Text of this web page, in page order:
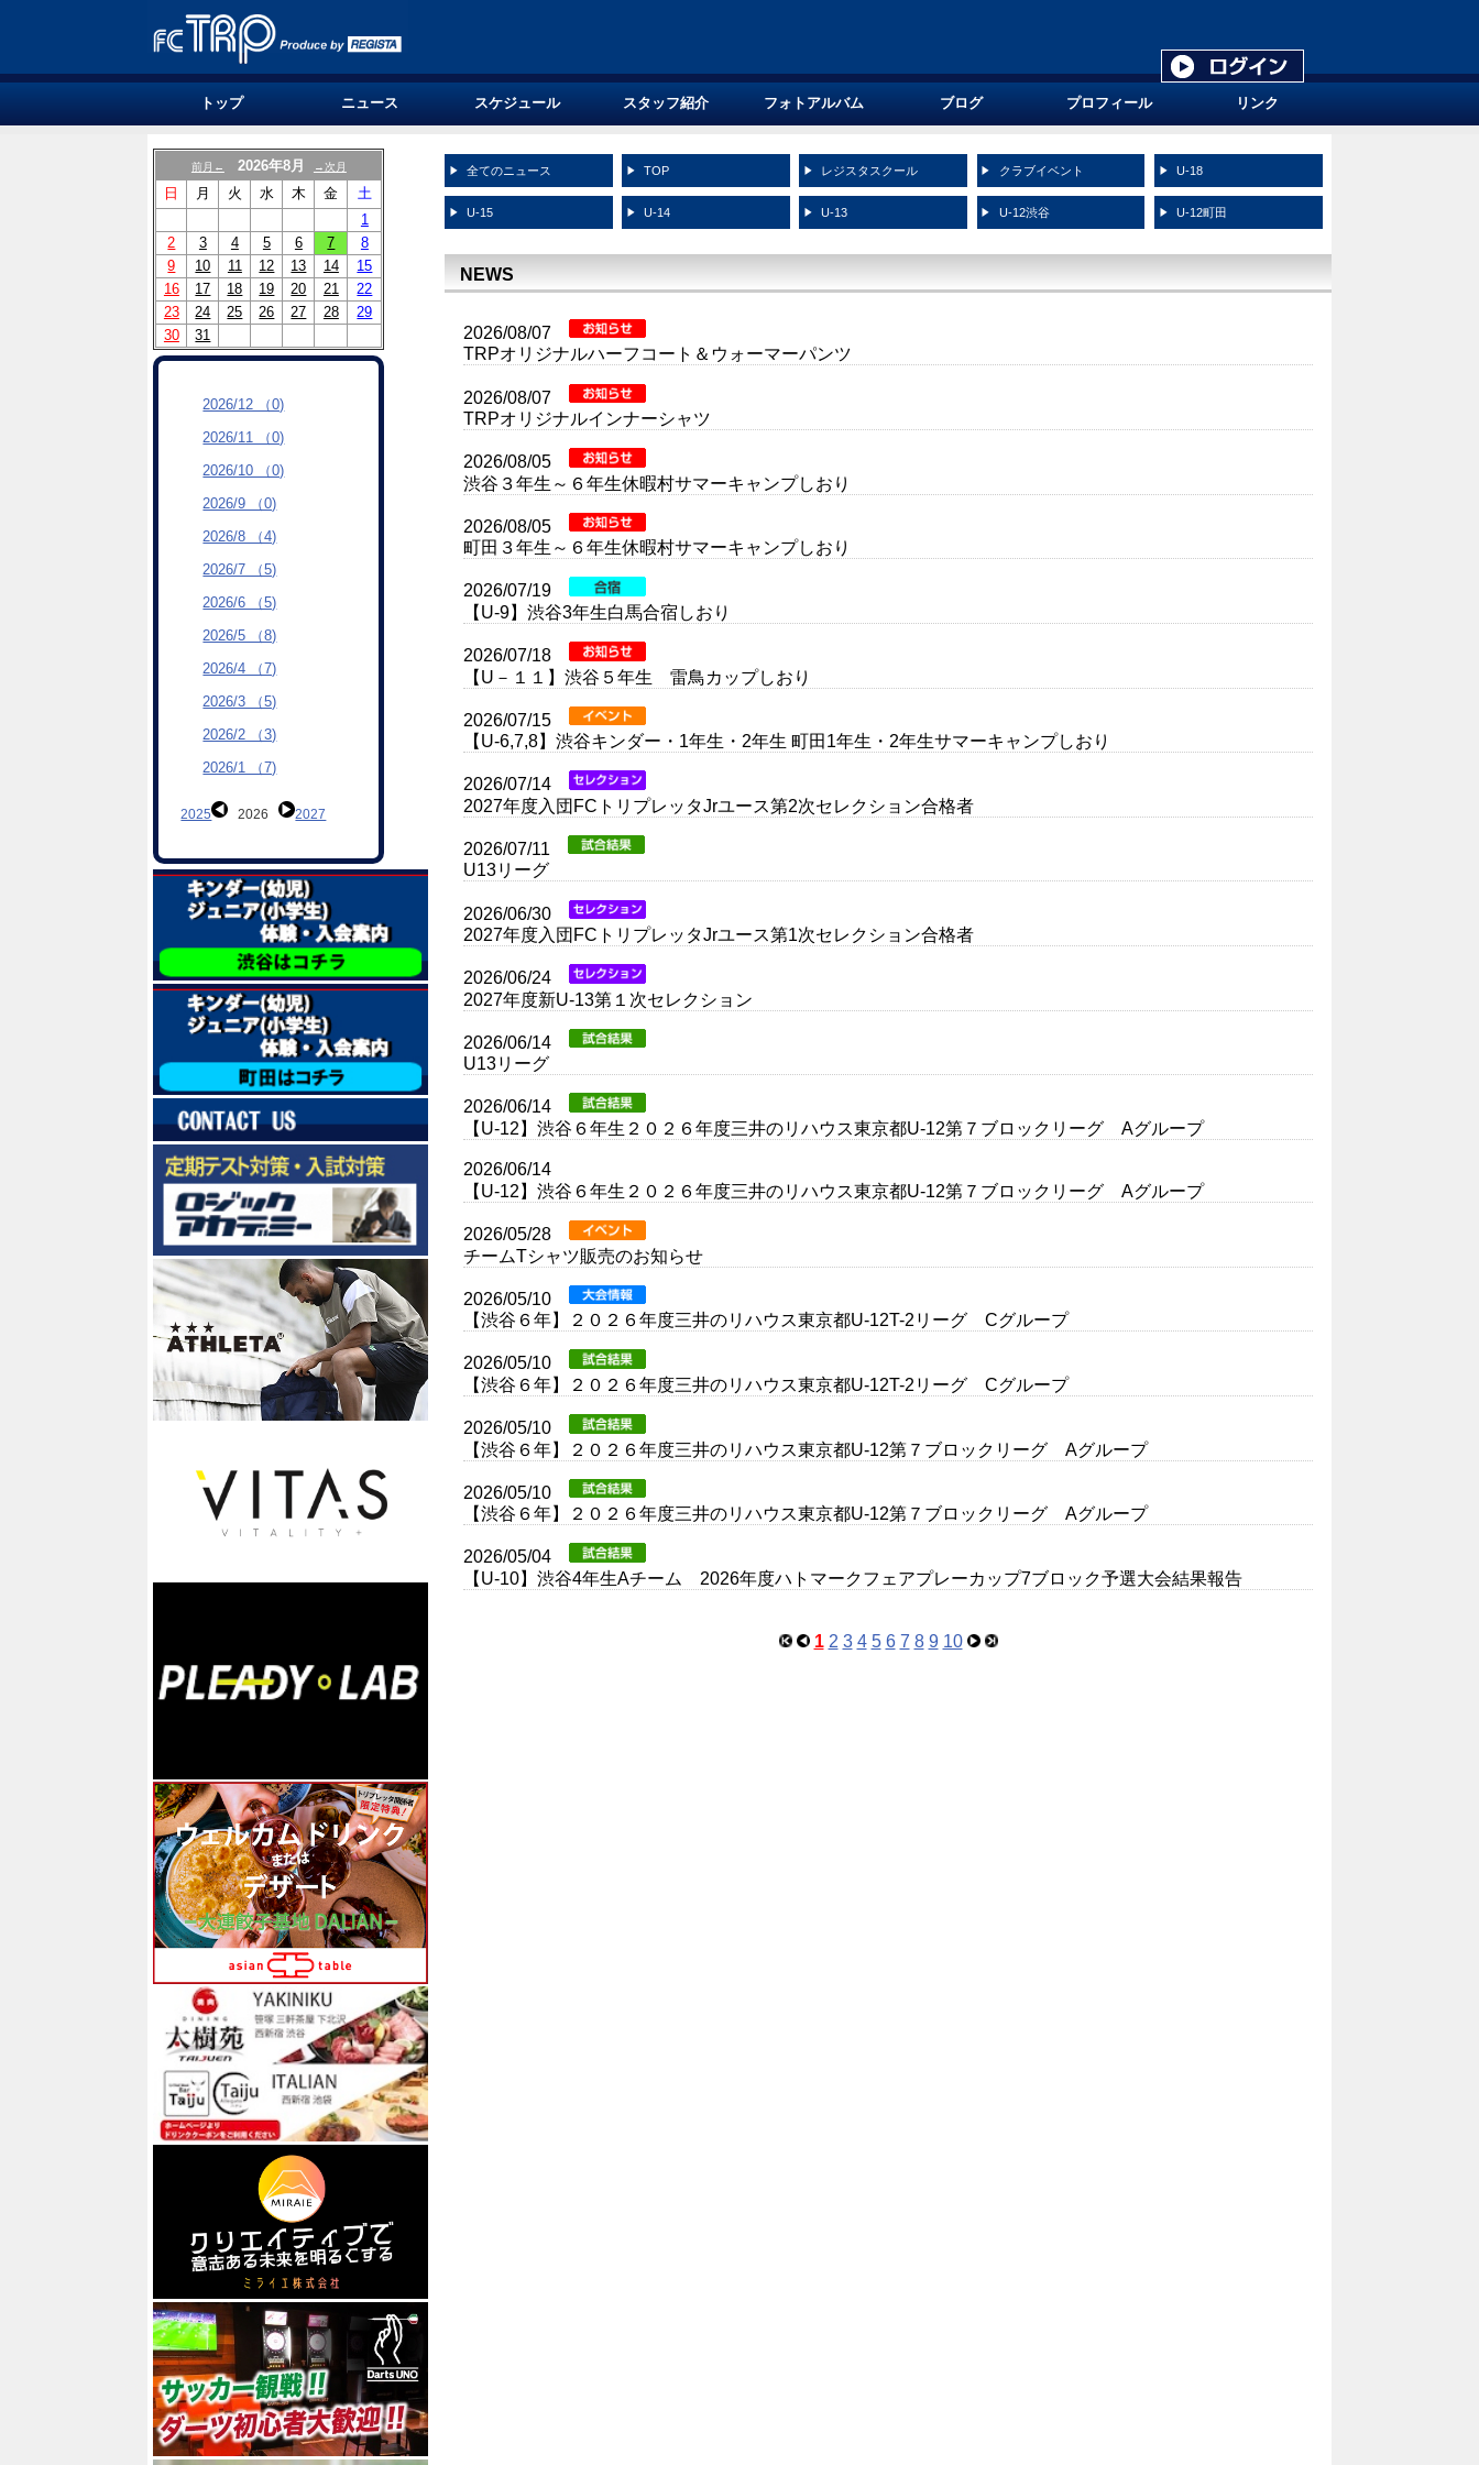
トップ ニュース スケジュール スタッフ紹介 フォトアルバム ブログ プロフィール リンク
全てのニュース TOP レジスタスクール クラブイベント U-18
U-15 U-14 U-13 U-12渋谷 U-12町田
NEWS
2026/08/07
TRPオリジナルハーフコート＆ウォーマーパンツ
2026/08/07
TRPオリジナルインナーシャツ
2026/08/05
渋谷３年生～６年生休暇村サマーキャンプしおり
2026/08/05
町田３年生～６年生休暇村サマーキャンプしおり
2026/07/19
【U-9】渋谷3年生白馬合宿しおり
2026/07/18
【U－１１】渋谷５年生 雷鳥カップしおり
2026/07/15
【U-6,7,8】渋谷キンダー・1年生・2年生 町田1年生・2年生サマーキャンプしおり
2026/07/14
2027年度入団FCトリプレッタJrユース第2次セレクション合格者
2026/07/11
U13リーグ
2026/06/30
2027年度入団FCトリプレッタJrユース第1次セレクション合格者
2026/06/24
2027年度新U-13第１次セレクション
2026/06/14
U13リーグ
2026/06/14
【U-12】渋谷６年生２０２６年度三井のリハウス東京都U-12第７ブロックリーグ Aグループ
2026/06/14
【U-12】渋谷６年生２０２６年度三井のリハウス東京都U-12第７ブロックリーグ Aグループ
2026/05/28
チームTシャツ販売のお知らせ
2026/05/10
【渋谷６年】２０２６年度三井のリハウス東京都U-12T-2リーグ Cグループ
2026/05/10
【渋谷６年】２０２６年度三井のリハウス東京都U-12T-2リーグ Cグループ
2026/05/10
【渋谷６年】２０２６年度三井のリハウス東京都U-12第７ブロックリーグ Aグループ
2026/05/10
【渋谷６年】２０２６年度三井のリハウス東京都U-12第７ブロックリーグ Aグループ
2026/05/04
【U-10】渋谷4年生Aチーム 2026年度ハトマークフェアプレーカップ7ブロック予選大会結果報告
1 2 3 4 5 6 7 8 9 10
前月← 2026年8月 →次月
日 月 火 水 木 金
土
1
2
3 4 5 6 7
8
9
10 11 12 13 14
15
16
17 18 19 20 21
22
23
24 25 26 27 28
29
30
31
2026/12 （0)
2026/11 （0)
2026/10 （0)
2026/9 （0)
2026/8 （4)
2026/7 （5)
2026/6 （5)
2026/5 （8)
2026/4 （7)
2026/3 （5)
2026/2 （3)
2026/1 （7)
2025 2026 2027